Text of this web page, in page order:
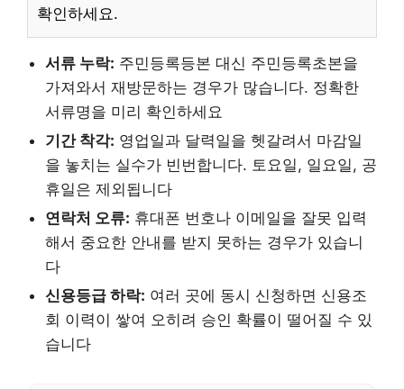
확인하세요.
서류 누락: 주민등록등본 대신 주민등록초본을
가져와서 재방문하는 경우가 많습니다. 정확한
서류명을 미리 확인하세요
기간 착각: 영업일과 달력일을 헷갈려서 마감일
을 놓치는 실수가 빈번합니다. 토요일, 일요일, 공
휴일은 제외됩니다
연락처 오류: 휴대폰 번호나 이메일을 잘못 입력
해서 중요한 안내를 받지 못하는 경우가 있습니
다
신용등급 하락: 여러 곳에 동시 신청하면 신용조
회 이력이 쌓여 오히려 승인 확률이 떨어질 수 있
습니다